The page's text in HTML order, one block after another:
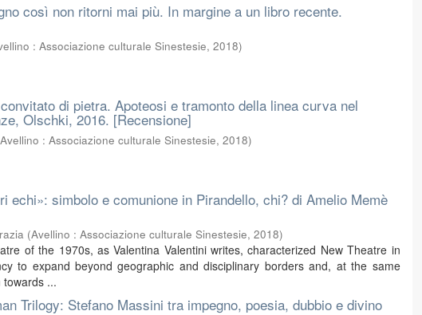
così non ritorni mai più. In margine a un libro recente.
: Associazione culturale Sinestesie,2018)
di pietra. Apoteosi e tramonto della linea curva nel
Olschki, 2016. [Recensione]
Avellino : Associazione culturale Sinestesie,2018)
echi»: simbolo e comunione in Pirandello, chi? di Amelio Memè
(Avellino : Associazione culturale Sinestesie,2018)
of the 1970s, as Valentina Valentini writes, characterized New Theatre in
to expand beyond geographic and disciplinary borders and, at the same
towards ...
Trilogy: Stefano Massini tra impegno, poesia, dubbio e divino